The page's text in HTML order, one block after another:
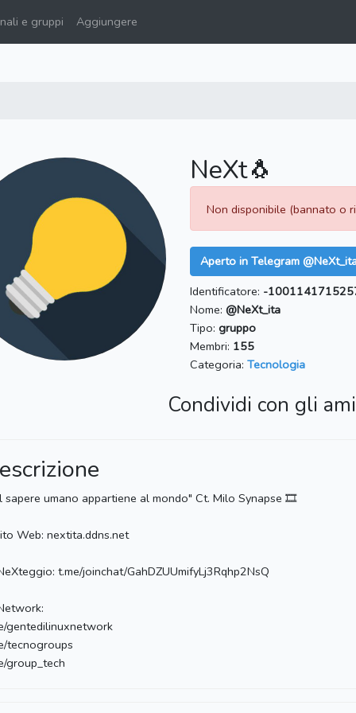
e gruppi Aggiungere
NeXt🐧
Non disponibile (bannato o
Aperto in Telegram
Identificatore: -
Nome: @NeXt_ita
Tipo: gruppo
Membri: 155
Categoria: Tecnologia
Condividi con gli
sapere umano appartiene al mondo" Ct. Milo Synapse 🎞
Web: nextita.ddns.net
t.me/joinchat/GahDZUUmifyLj3Rqhp2NsQ
gentedilinuxnetwork
tecnogroups
group_tech